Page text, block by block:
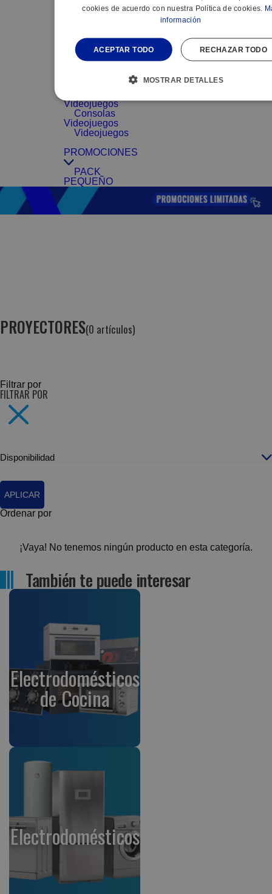
Audio portátil
Complementos
Reproductores
DVD
VARIOS - ACC.
GAMA MARRON
Videojuegos
Consolas
Videojuegos
Videojuegos
PROMOCIONES
PACK
PEQUEÑO
PROYECTORES(0 artículos)
Filtrar por
FILTRAR POR
Disponibilidad
APLICAR
Ordenar por
¡Vaya! No tenemos ningún producto en esta categoría.
También te puede interesar
Electrodomésticos
de Cocina
Electrodomésticos
cookies de acuerdo con nuestra Política de cookies.
información
ACEPTAR TODO RECHAZAR TODO
MOSTRAR DETALLES